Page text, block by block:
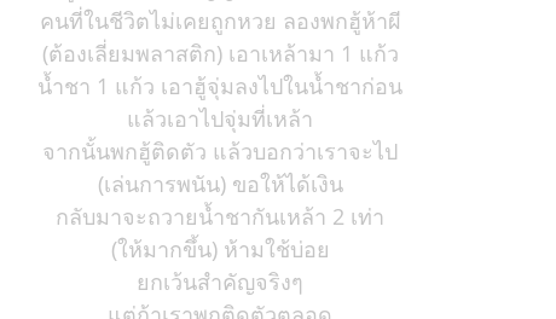
คนที่ในชีวิตไม่เคยถูกหวย ลองพกฮู้ห้าผี
(ต้องเลี่ยมพลาสติก) เอาเหล้ามา 1 แก้ว
น้ำชา 1 แก้ว เอาฮู้จุ่มลงไปในน้ำชาก่อน
แล้วเอาไปจุ่มที่เหล้า
จากนั้นพกฮู้ติดตัว แล้วบอกว่าเราจะไป
(เล่นการพนัน) ขอให้ได้เงิน
กลับมาจะถวายน้ำชากันเหล้า 2 เท่า
(ให้มากขึ้น) ห้ามใช้บ่อย
ยกเว้นสำคัญจริงๆ